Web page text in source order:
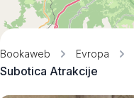
Bookaweb Evropa
Subotica Atrakcije